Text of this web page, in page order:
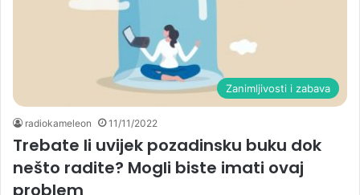
Zanimljivosti i zabava
radiokameleon 11/11/2022
Trebate li uvijek pozadinsku buku dok
nešto radite? Mogli biste imati ovaj
problem